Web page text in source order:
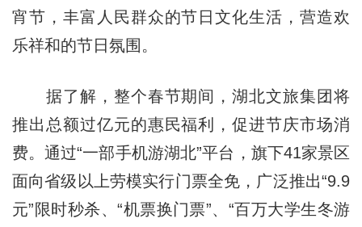
宵节，丰富人民群众的节日文化生活，营造欢
乐祥和的节日氛围。
据了解，整个春节期间，湖北文旅集团将
推出总额过亿元的惠民福利，促进节庆市场消
费。通过“一部手机游湖北”平台，旗下41家景区
面向省级以上劳模实行门票全免，广泛推出“9.9
元”限时秒杀、“机票换门票”、“百万大学生冬游